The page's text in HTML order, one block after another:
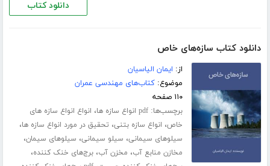
دانلود کتاب
دانلود کتاب سازه‌های خاص
از: ایمان الیاسیان
موضوع:کتاب‌های مهندسی عمران
۱۱۰ صفحه
برچسب‌ها:pdf انواع سازه ها ، انواع انواع سازه های
خاص، انواع سازه بتنی، تحقیق در مورد انواع سازه ها،
سیلوهای سیمانی، سیلو سیمانی، سیلوهای سیمان،
مخازن منابع آب، مخزن آب،برج‌های خنک کننده،